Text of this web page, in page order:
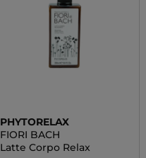
PHYTORELAX
FIORI BACH
Latte Corpo Relax